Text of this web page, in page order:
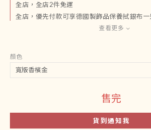
全店，全店2件免運
全店，優先付款可享德國製飾品保養拭銀布一
查看更多
顏色
售完
貨到通知我